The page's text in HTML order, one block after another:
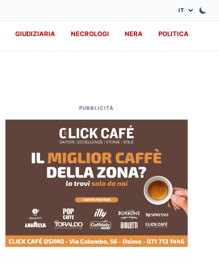
GIUDIZIARIA NECROLOGI NERA POLITICA
PUBBLICITÀ